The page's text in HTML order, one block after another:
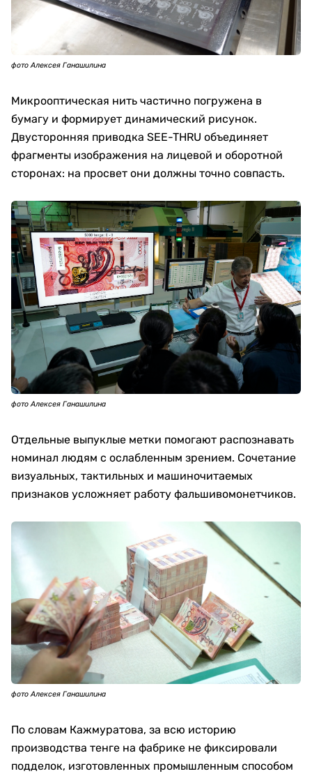
фото Алексея Ганашилина
Микрооптическая нить частично погружена в
бумагу и формирует динамический рисунок.
Двусторонняя приводка SEE-THRU объединяет
фрагменты изображения на лицевой и оборотной
сторонах: на просвет они должны точно совпасть.
фото Алексея Ганашилина
Отдельные выпуклые метки помогают распознавать
номинал людям с ослабленным зрением. Сочетание
визуальных, тактильных и машиночитаемых
признаков усложняет работу фальшивомонетчиков.
фото Алексея Ганашилина
По словам Кажмуратова, за всю историю
производства тенге на фабрике не фиксировали
подделок, изготовленных промышленным способом